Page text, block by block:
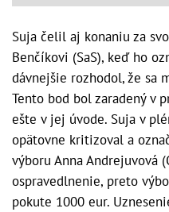
Suja čelil aj konaniu za
Benčíkovi (SaS), keď ho
dávnejšie rozhodol, že sa
Tento bod bol zaradený v
ešte v jej úvode. Suja v
opätovne kritizoval a
výboru Anna Andrejuvová
ospravedlnenie, preto
pokute 1000 eur.